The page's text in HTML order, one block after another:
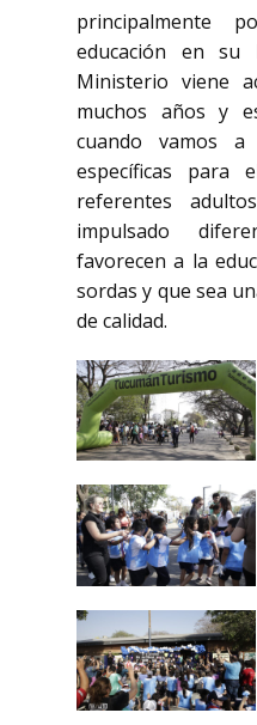
principalmente
educación en su
Ministerio viene
muchos años y
cuando vamos a
específicas para
referentes
impulsado
favorecen a la
sordas y que sea
de calidad.